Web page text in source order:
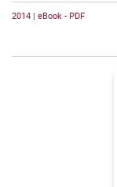
2014 | eBook - PDF